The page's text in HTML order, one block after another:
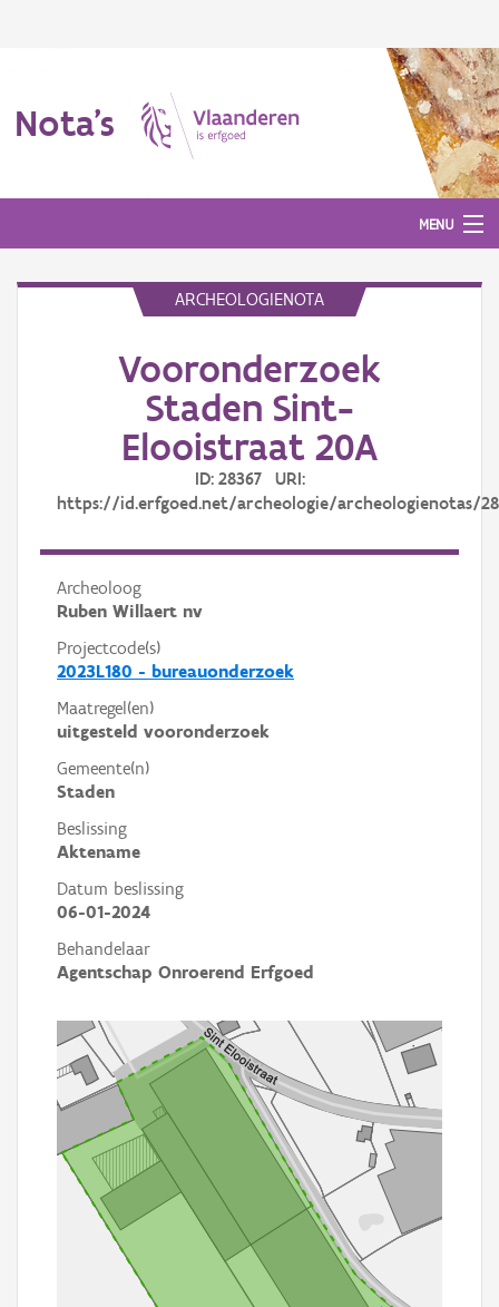
Nota's
MENU
ARCHEOLOGIENOTA
Vooronderzoek
Staden Sint-
Elooistraat 20A
ID: 28367 URI:
https://id.erfgoed.net/archeologie/archeologienotas/
Archeoloog
Ruben Willaert nv
Projectcode(s)
2023L180 - bureauonderzoek
Maatregel(en)
uitgesteld vooronderzoek
Gemeente(n)
Staden
Beslissing
Aktename
Datum beslissing
06-01-2024
Behandelaar
Agentschap Onroerend Erfgoed